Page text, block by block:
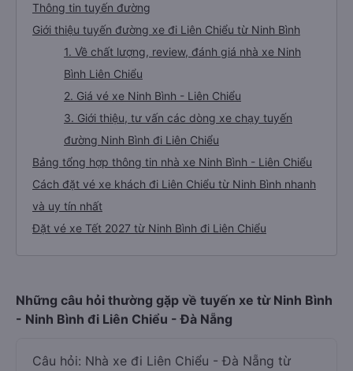
Thông tin tuyến đường
Giới thiệu tuyến đường xe đi Liên Chiểu từ Ninh Bình
1. Về chất lượng, review, đánh giá nhà xe Ninh
Bình Liên Chiểu
2. Giá vé xe Ninh Bình - Liên Chiểu
3. Giới thiệu, tư vấn các dòng xe chạy tuyến
đường Ninh Bình đi Liên Chiểu
Bảng tổng hợp thông tin nhà xe Ninh Bình - Liên Chiểu
Cách đặt vé xe khách đi Liên Chiểu từ Ninh Bình nhanh
và uy tín nhất
Đặt vé xe Tết 2027 từ Ninh Bình đi Liên Chiểu
Những câu hỏi thường gặp về tuyến xe từ Ninh Bình
- Ninh Bình đi Liên Chiểu - Đà Nẵng
Câu hỏi: Nhà xe đi Liên Chiểu - Đà Nẵng từ